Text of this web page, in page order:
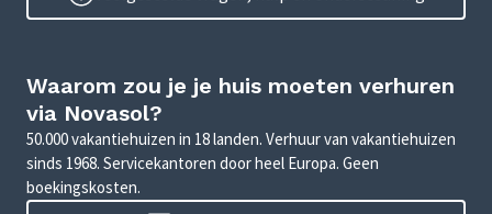
Waarom zou je je huis moeten verhuren
via Novasol?
50.000 vakantiehuizen in 18 landen. Verhuur van vakantiehuizen
sinds 1968. Servicekantoren door heel Europa. Geen
boekingskosten.